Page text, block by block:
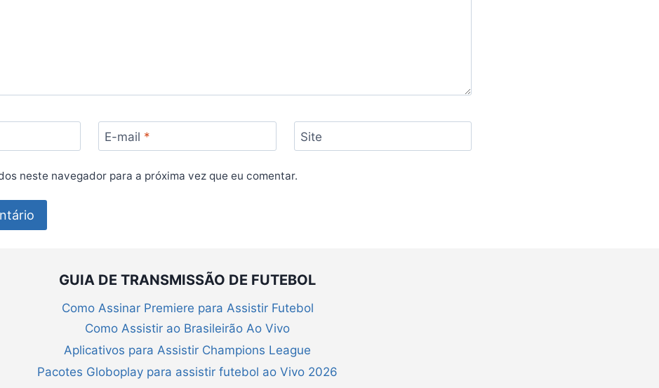
E-mail * Site
neste navegador para a próxima vez que eu comentar.
GUIA DE TRANSMISSÃO DE FUTEBOL
Como Assinar Premiere para Assistir Futebol
Como Assistir ao Brasileirão Ao Vivo
Aplicativos para Assistir Champions League
Pacotes Globoplay para assistir futebol ao Vivo 2026